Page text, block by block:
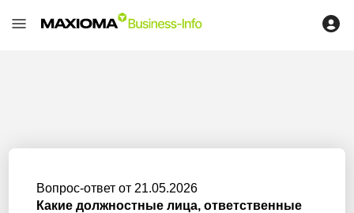
Вопрос-ответ от 21.05.2026
Какие должностные лица, ответственные